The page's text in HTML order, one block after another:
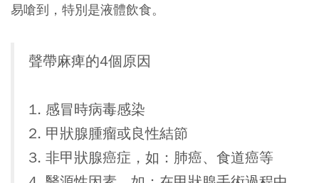
易嗆到，特別是液體飲食。
聲帶麻痺的4個原因
1. 感冒時病毒感染
2. 甲狀腺腫瘤或良性結節
3. 非甲狀腺癌症，如：肺癌、食道癌等